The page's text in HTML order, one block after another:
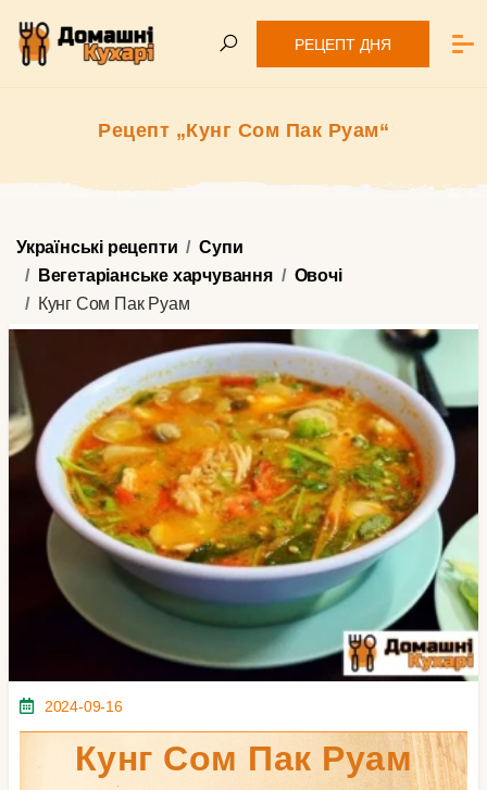
РЕЦЕПТ ДНЯ
Рецепт „Кунг Сом Пак Руам“
Українські рецепти
Супи
Вегетаріанське харчування
Овочі
Кунг Сом Пак Руам
2024-09-16
Кунг Сом Пак Руам